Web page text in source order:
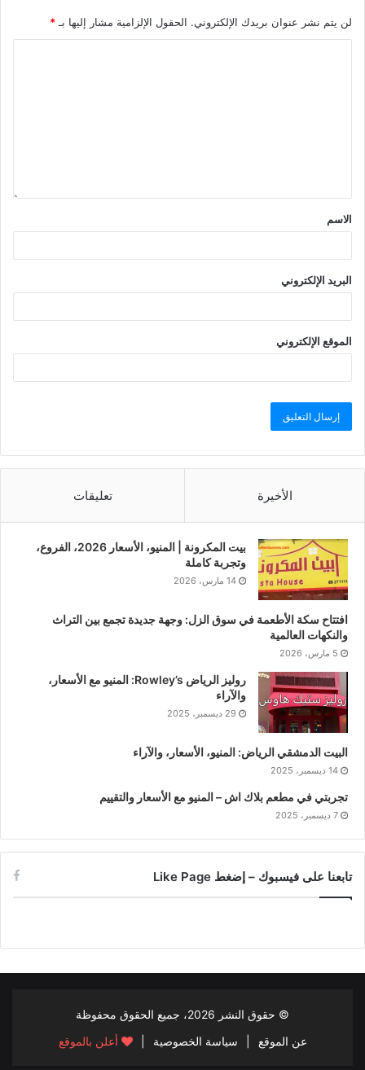
لن يتم نشر عنوان بريدك الإلكتروني. الحقول الإلزامية مشار إليها بـ *
الاسم
البريد الإلكتروني
الموقع الإلكتروني
الأخيرة تعليقات
بيت المكرونة | المنيو، الأسعار 2026، الفروع،
وتجربة كاملة
14 مارس، 2026
افتتاح سكة الأطعمة في سوق الزل: وجهة جديدة تجمع بين التراث
والنكهات العالمية
5 مارس، 2026
روليز الرياض Rowley’s: المنيو مع الأسعار،
والآراء
29 ديسمبر، 2025
البيت الدمشقي الرياض: المنيو، الأسعار، والآراء
14 ديسمبر، 2025
تجربتي في مطعم بلاك اش – المنيو مع الأسعار والتقييم
7 ديسمبر، 2025
تابعنا على فيسبوك – إضغط Like Page
© حقوق النشر 2026، جميع الحقوق محفوظة
عن الموقع
سياسة الخصوصية أعلن بالموقع